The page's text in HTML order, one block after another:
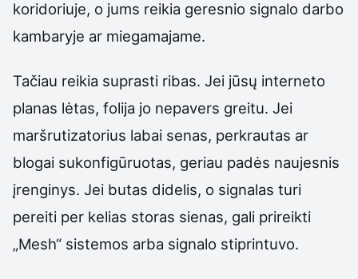
koridoriuje, o jums reikia geresnio signalo darbo
kambaryje ar miegamajame.
Tačiau reikia suprasti ribas. Jei jūsų interneto
planas lėtas, folija jo nepavers greitu. Jei
maršrutizatorius labai senas, perkrautas ar
blogai sukonfigūruotas, geriau padės naujesnis
įrenginys. Jei butas didelis, o signalas turi
pereiti per kelias storas sienas, gali prireikti
„Mesh“ sistemos arba signalo stiprintuvo.